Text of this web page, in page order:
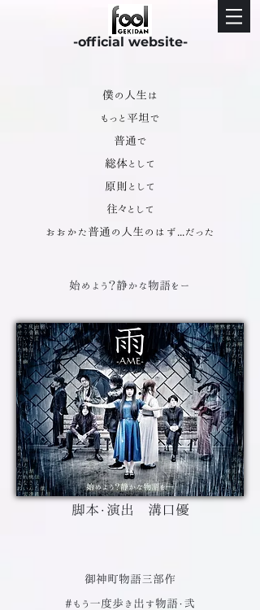
-official website-
僕の人生は
もっと平坦で
普通で
総体として
原則として
往々として
おおかた普通の人生のはず...だった
始めよう？静かな物語をー
脚本・演出 溝口優
御神町物語三部作
#もう一度歩き出す物語・弐